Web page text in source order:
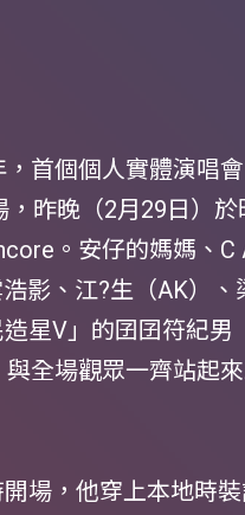
首個個人實體演唱
昨晚（2月29日）
。安仔的媽媽、
影、江?生（AK）
星V」的囝囝符紀男
與全場觀眾一齊站起
場，他穿上本地時裝